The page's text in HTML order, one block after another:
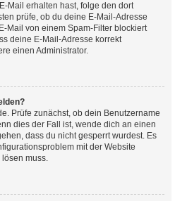
Mail erhalten hast, folge den dort
prüfe, ob du deine E-Mail-Adresse
Mail von einem Spam-Filter blockiert
deine E-Mail-Adresse korrekt
einen Administrator.
Prüfe zunächst, ob dein Benutzername
dies der Fall ist, wende dich an einen
dass du nicht gesperrt wurdest. Es
mit der Website
muss.